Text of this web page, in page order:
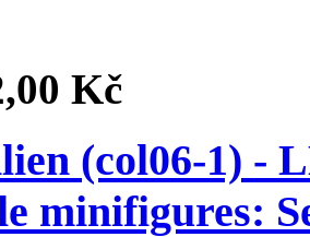
Kč
(col06-1) -
minifigures: